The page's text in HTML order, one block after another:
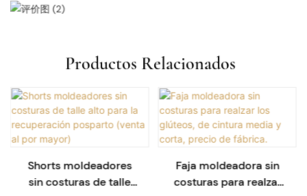
Productos Relacionados
Shorts moldeadores
sin costuras de talle
Faja moldeadora sin
costuras para realzar